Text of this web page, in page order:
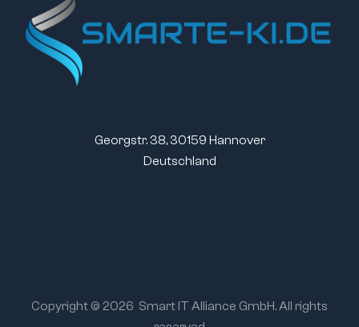
Georgstr. 38, 30159 Hannover
Deutschland
Copyright © 2026 Smart IT Alliance GmbH. All rights